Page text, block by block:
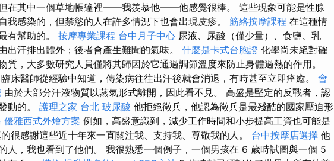
在其中一個草地帳篷裡——我羨慕他——他感覺很棒。 這些現象可能是性腺
我感染的，但禁慾的人在許多情況下也會出現皮疹。 筋絡按摩課程 在這種情
有幫助的。 按摩專業課程 台中月子中心 尿液、尿酸（僅少量）、食鹽、乳
出汗排出體外；後者會產生難聞的氣味。 什麼是卡式台胞證 化學尚未絕對確
質，大多數研究人員僅將其歸因於它通過調節溫度來防止身體過熱的作用。
床醫師從經驗中知道，傳染病往往出汗後就會消退，有時甚至立即痊癒。 會
由於大部分汗液物質以蒸氣形式離開，因此看不見。 高盛是堅定的反戰者，認
動的。 護理之家 台北 玻尿酸 他拒絕徵兵，他認為徵兵是最殘酷的國家壓迫形
優雅西式外燴方案 例如，高盛意識到，減少工作時間和小步提高工資也可能是
很感謝這些近十年來一直關注我、支持我、尊敬我的人。 台中按摩店選擇 他
人，我也看到了他們。 我很熟悉一個例子，一個男孩在 6 歲時試圖與一個 5